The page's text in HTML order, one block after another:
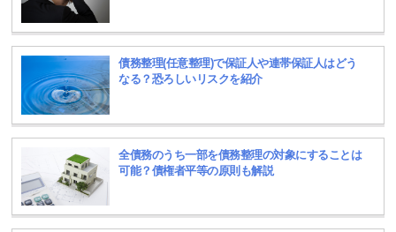
債務整理(任意整理)で保証人や連帯保証人はどう
なる？恐ろしいリスクを紹介
全債務のうち一部を債務整理の対象にすることは
可能？債権者平等の原則も解説